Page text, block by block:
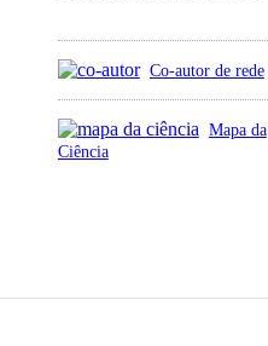
Co-autor de rede
Mapa da
Ciência